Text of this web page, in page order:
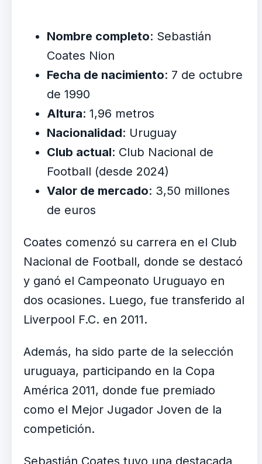
Nombre completo: Sebastián
Coates Nion
Fecha de nacimiento: 7 de octubre
de 1990
Altura: 1,96 metros
Nacionalidad: Uruguay
Club actual: Club Nacional de
Football (desde 2024)
Valor de mercado: 3,50 millones
de euros
Coates comenzó su carrera en el Club
Nacional de Football, donde se destacó
y ganó el Campeonato Uruguayo en
dos ocasiones. Luego, fue transferido al
Liverpool F.C. en 2011.
Además, ha sido parte de la selección
uruguaya, participando en la Copa
América 2011, donde fue premiado
como el Mejor Jugador Joven de la
competición.
Sebastián Coates tuvo una destacada